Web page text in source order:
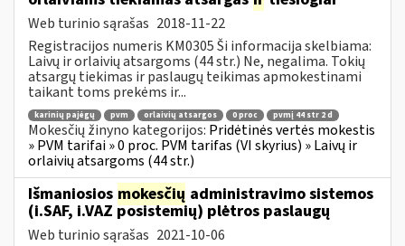
Web turinio sąrašas 2018-11-22
Registracijos numeris KM0305 Ši informacija skelbiama:
Laivų ir orlaivių atsargoms (44 str.) Ne, negalima. Tokių
atsargų tiekimas ir paslaugų teikimas apmokestinami
taikant toms prekėms ir...
karinių pajėgų pvm orlaivių atsargos 0 proc pvmį 44 str 2 d
Mokesčių žinyno kategorijos: Pridėtinės vertės mokestis
» PVM tarifai » 0 proc. PVM tarifas (VI skyrius) » Laivų ir
orlaivių atsargoms (44 str.)
Išmaniosios mokesčių administravimo sistemos
(i.SAF, i.VAZ posistemių) plėtros paslaugų
Web turinio sąrašas 2021-10-06